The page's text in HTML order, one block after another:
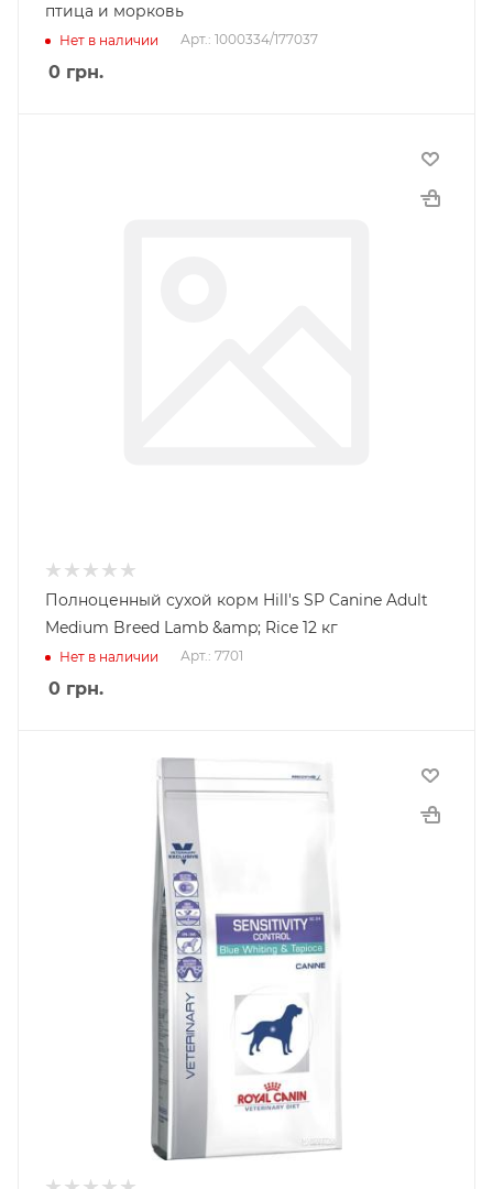
птица и морковь
Нет в наличии Арт.: 1000334/177037
0 грн.
Полноценный сухой корм Hill's SP Canine Adult
Medium Breed Lamb &amp; Rice 12 кг
Нет в наличии Арт.: 7701
0 грн.